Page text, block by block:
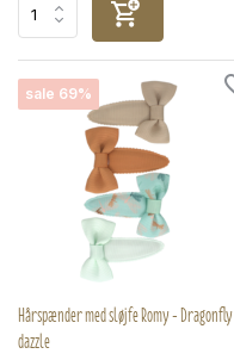
sale 69%
Hårspænder med sløjfe Romy - Dragonfly
dazzle